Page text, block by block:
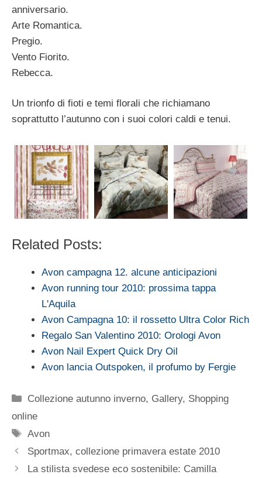
anniversario.
Arte Romantica.
Pregio.
Vento Fiorito.
Rebecca.
Un trionfo di fioti e temi florali che richiamano
soprattutto l’autunno con i suoi colori caldi e tenui.
Related Posts:
Avon campagna 12. alcune anticipazioni
Avon running tour 2010: prossima tappa
L'Aquila
Avon Campagna 10: il rossetto Ultra Color Rich
Regalo San Valentino 2010: Orologi Avon
Avon Nail Expert Quick Dry Oil
Avon lancia Outspoken, il profumo by Fergie
Categorie
Collezione autunno inverno, Gallery, Shopping
online
Tag
Avon
Sportmax, collezione primavera estate 2010
La stilista svedese eco sostenibile: Camilla